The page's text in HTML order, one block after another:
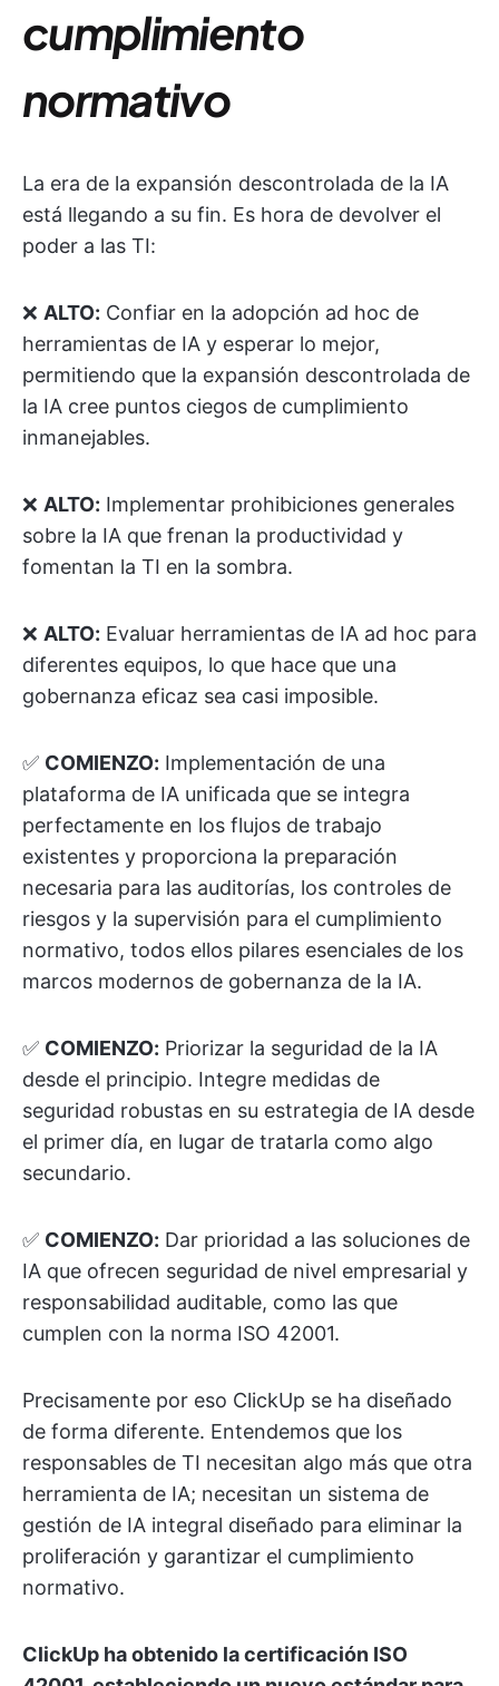
cumplimiento
normativo
La era de la expansión descontrolada de la IA
está llegando a su fin. Es hora de devolver el
poder a las TI:
❌ ALTO: Confiar en la adopción ad hoc de
herramientas de IA y esperar lo mejor,
permitiendo que la expansión descontrolada de
la IA cree puntos ciegos de cumplimiento
inmanejables.
❌ ALTO: Implementar prohibiciones generales
sobre la IA que frenan la productividad y
fomentan la TI en la sombra.
❌ ALTO: Evaluar herramientas de IA ad hoc para
diferentes equipos, lo que hace que una
gobernanza eficaz sea casi imposible.
✅ COMIENZO: Implementación de una
plataforma de IA unificada que se integra
perfectamente en los flujos de trabajo
existentes y proporciona la preparación
necesaria para las auditorías, los controles de
riesgos y la supervisión para el cumplimiento
normativo, todos ellos pilares esenciales de los
marcos modernos de gobernanza de la IA.
✅ COMIENZO: Priorizar la seguridad de la IA
desde el principio. Integre medidas de
seguridad robustas en su estrategia de IA desde
el primer día, en lugar de tratarla como algo
secundario.
✅ COMIENZO: Dar prioridad a las soluciones de
IA que ofrecen seguridad de nivel empresarial y
responsabilidad auditable, como las que
cumplen con la norma ISO 42001.
Precisamente por eso ClickUp se ha diseñado
de forma diferente. Entendemos que los
responsables de TI necesitan algo más que otra
herramienta de IA; necesitan un sistema de
gestión de IA integral diseñado para eliminar la
proliferación y garantizar el cumplimiento
normativo.
ClickUp ha obtenido la certificación ISO